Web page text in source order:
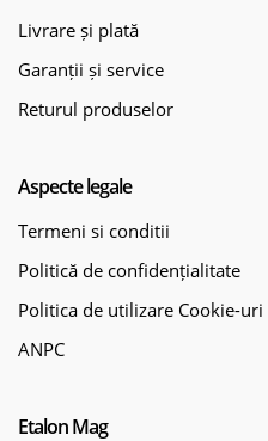
Livrare și plată
Garanții și service
Returul produselor
Aspecte legale
Termeni si conditii
Politică de confidențialitate
Politica de utilizare Cookie-uri
ANPC
Etalon Mag